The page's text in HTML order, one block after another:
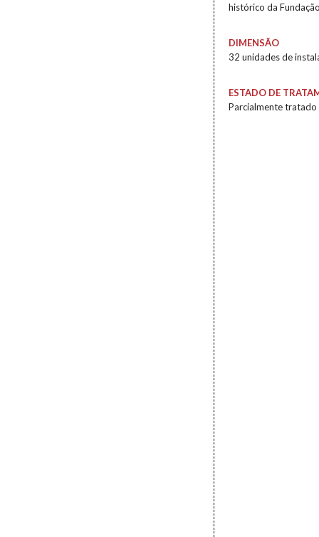
histórico da
DIMENSÃO
32 unidades de
ESTADO DE
Parcialmente tratado